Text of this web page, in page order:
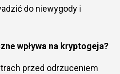
do niewygody i
wpływa na kryptogeja?
przed odrzuceniem